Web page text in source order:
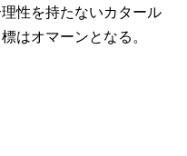
性を持たないカタール
はオマーンとなる。